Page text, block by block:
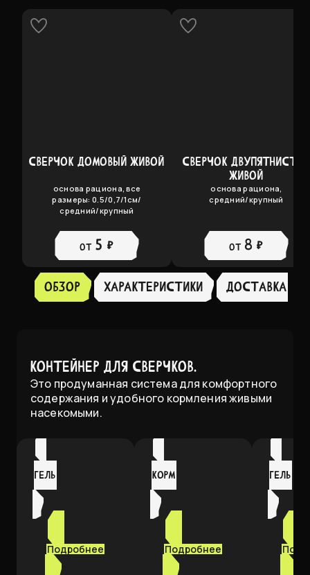
СВЕРЧОК ДОМОВЫЙ ЖИВОЙ
основа рациона, все
размеры: 0.5/0,7/1см/
средний/крупный
от 5 ₽
СВЕРЧОК ДВУПЯТНИСТЫЙ
ЖИВОЙ
основа рациона,
средний/крупный
от 8 ₽
Обзор ХАРАКТЕРИСТИКИ доставка
Контейнер для сверчков.
Это продуманная система для комфортного
содержания и удобного кормления живыми
насекомыми.
Гель
Подробнее
Корм
Подробнее
Гель